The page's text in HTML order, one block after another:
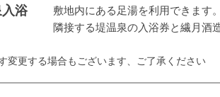
浴
敷地内にある足湯を利用できます。
隣接する堤温泉の入浴券と繊月酒
変更する場合もございます、ご了承ください